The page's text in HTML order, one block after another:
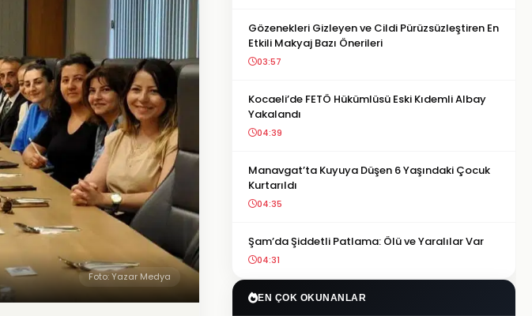
Foto: Yazar Medya
Gözenekleri Gizleyen ve Cildi Pürüzsüzleştiren En
Etkili Makyaj Bazı Önerileri
03:57
Kocaeli’de FETÖ Hükümlüsü Eski Kıdemli Albay
Yakalandı
04:39
Manavgat’ta Kuyuya Düşen 6 Yaşındaki Çocuk
Kurtarıldı
04:35
Şam’da Şiddetli Patlama: Ölü ve Yaralılar Var
04:31
EN ÇOK OKUNANLAR